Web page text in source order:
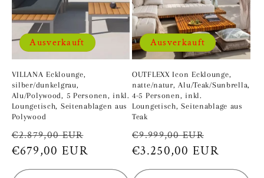
Ausverkauft
VILLANA Ecklounge,
silber/dunkelgrau,
Alu/Polywood, 5 Personen, inkl.
Loungetisch, Seitenablagen aus
Polywood
Normaler
Preis
€2.879,00 EUR
Verkaufspreis
€679,00 EUR
Ausverkauft
OUTFLEXX Icon Ecklounge,
natte/natur, Alu/Teak/Sunbrella,
4-5 Personen, inkl.
Loungetisch, Seitenablage aus
Teak
Normaler
Preis
€9.999,00 EUR
€3.250,00 EUR